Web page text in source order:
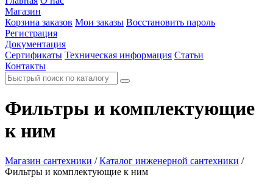
Магазин
Корзина заказов Мои заказы Восстановить пароль
Регистрация
Документация
Сертификаты Техническая информация Статьи
Контакты
Фильтры и комплектующие
к ним
Магазин сантехники / Каталог инженерной сантехники /
Фильтры и комплектующие к ним